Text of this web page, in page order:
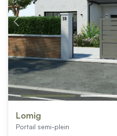
Lomig
Portail semi-plein